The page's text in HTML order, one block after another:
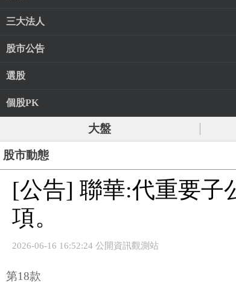
三大法人
股市公告
選股
個股PK
大盤
股市動態
[公告] 聯華:代重要子
項。
2026-06-16 16:52:24 公開資訊觀測站
第18款